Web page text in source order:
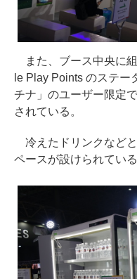
また、ブース中央に
le Play Points のステー
チナ」のユーザー限定
されている。
冷えたドリンクなど
ペースが設けられている